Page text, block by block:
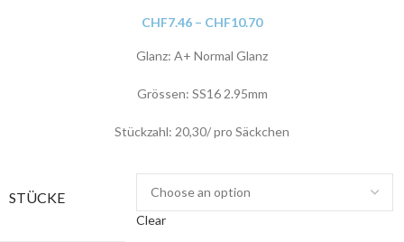
CHF7.46 – CHF10.70
Glanz: A+ Normal Glanz
Grössen: SS16 2.95mm
Stückzahl: 20,30/ pro Säckchen
STÜCKE
Clear